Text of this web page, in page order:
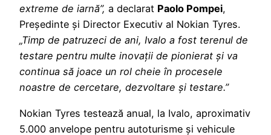
extreme de iarnă”, a declarat Paolo Pompei,
Președinte și Director Executiv al Nokian Tyres.
„Timp de patruzeci de ani, Ivalo a fost terenul de
testare pentru multe inovații de pionierat și va
continua să joace un rol cheie în procesele
noastre de cercetare, dezvoltare și testare.”
Nokian Tyres testează anual, la Ivalo, aproximativ
5.000 anvelope pentru autoturisme și vehicule